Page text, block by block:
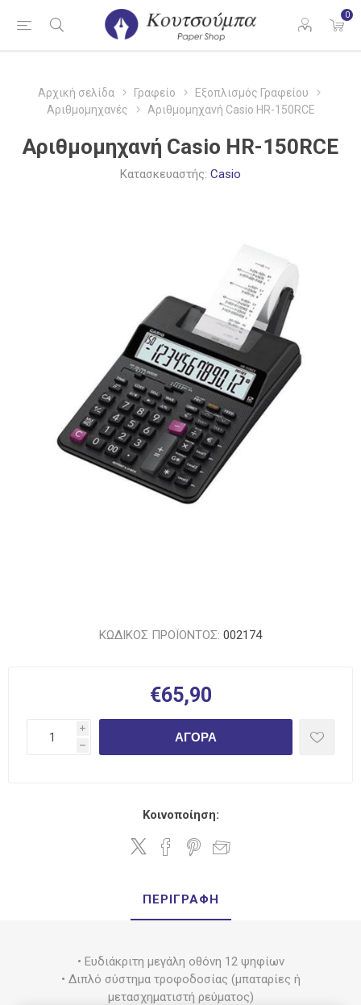
0
Αρχική σελίδα Γραφείο
Εξοπλισμός Γραφείου
Αριθμομηχανές
Αριθμομηχανή Casio HR-150RCE
Αριθμομηχανή Casio HR-150RCE
Κατασκευαστής: Casio
ΚΩΔΙΚΟΣ ΠΡΟΪΟΝΤΟΣ: 002174
€65,90
i
h
ΑΓΟΡΆ
Κοινοποίηση:
ΠΕΡΙΓΡΑΦΉ
• Ευδιάκριτη μεγάλη οθόνη 12 ψηφίων
• Διπλό σύστημα τροφοδοσίας (μπαταρίες ή
μετασχηματιστή ρεύματος)